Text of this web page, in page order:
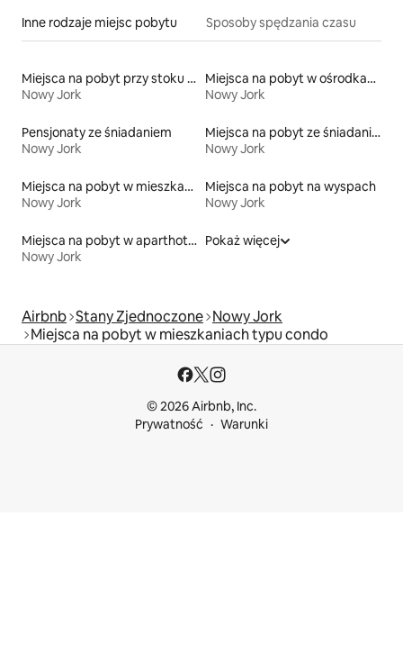
Inne rodzaje miejsc pobytu Sposoby spędzania czasu
Miejsca na pobyt przy stoku narciarskim
Nowy Jork
Miejsca na pobyt w ośrodkach wypoczynkowych
Nowy Jork
Pensjonaty ze śniadaniem
Nowy Jork
Miejsca na pobyt ze śniadaniem
Nowy Jork
Miejsca na pobyt w mieszkaniach
Nowy Jork
Miejsca na pobyt na wyspach
Nowy Jork
Miejsca na pobyt w aparthotelach
Nowy Jork
Pokaż więcej
Airbnb Stany Zjednoczone Nowy Jork
Miejsca na pobyt w mieszkaniach typu condo
© 2026 Airbnb, Inc.
Prywatność
Warunki